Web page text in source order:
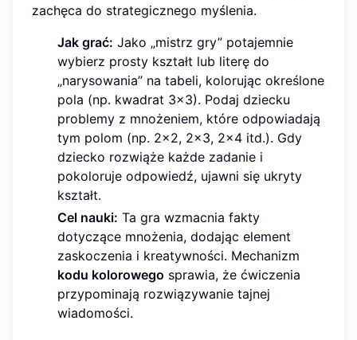
zachęca do strategicznego myślenia.
Jak grać: Jako „mistrz gry” potajemnie
wybierz prosty kształt lub literę do
„narysowania” na tabeli, kolorując określone
pola (np. kwadrat 3x3). Podaj dziecku
problemy z mnożeniem, które odpowiadają
tym polom (np. 2x2, 2x3, 2x4 itd.). Gdy
dziecko rozwiąże każde zadanie i
pokoloruje odpowiedź, ujawni się ukryty
kształt.
Cel nauki: Ta gra wzmacnia fakty
dotyczące mnożenia, dodając element
zaskoczenia i kreatywności. Mechanizm
kodu kolorowego sprawia, że ćwiczenia
przypominają rozwiązywanie tajnej
wiadomości.